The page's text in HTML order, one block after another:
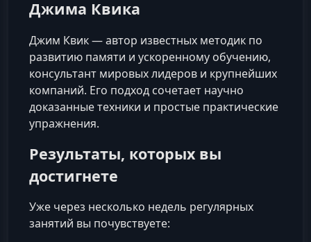
Джима Квика
Джим Квик — автор известных методик по
развитию памяти и ускоренному обучению,
консультант мировых лидеров и крупнейших
компаний. Его подход сочетает научно
доказанные техники и простые практические
упражнения.
Результаты, которых вы
достигнете
Уже через несколько недель регулярных
занятий вы почувствуете: